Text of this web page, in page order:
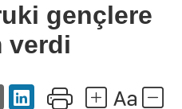
gençlere
verdi